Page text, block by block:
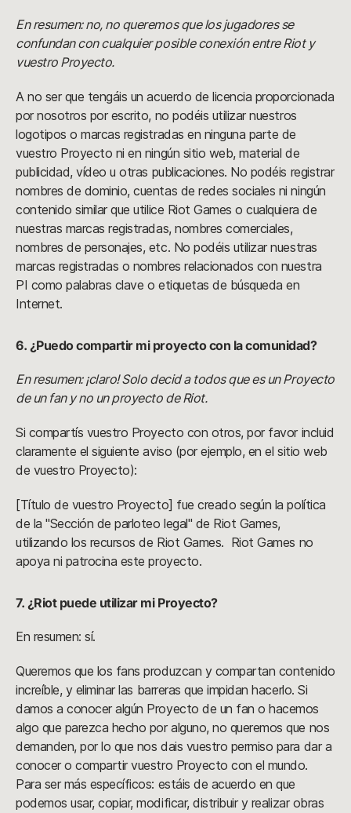
En resumen: no, no queremos que los jugadores se
confundan con cualquier posible conexión entre Riot y
vuestro Proyecto.
A no ser que tengáis un acuerdo de licencia proporcionada
por nosotros por escrito, no podéis utilizar nuestros
logotipos o marcas registradas en ninguna parte de
vuestro Proyecto ni en ningún sitio web, material de
publicidad, vídeo u otras publicaciones. No podéis registrar
nombres de dominio, cuentas de redes sociales ni ningún
contenido similar que utilice Riot Games o cualquiera de
nuestras marcas registradas, nombres comerciales,
nombres de personajes, etc. No podéis utilizar nuestras
marcas registradas o nombres relacionados con nuestra
PI como palabras clave o etiquetas de búsqueda en
Internet.
6. ¿Puedo compartir mi proyecto con la comunidad?
En resumen: ¡claro! Solo decid a todos que es un Proyecto
de un fan y no un proyecto de Riot.
Si compartís vuestro Proyecto con otros, por favor incluid
claramente el siguiente aviso (por ejemplo, en el sitio web
de vuestro Proyecto):
[Título de vuestro Proyecto] fue creado según la política
de la "Sección de parloteo legal" de Riot Games,
utilizando los recursos de Riot Games. Riot Games no
apoya ni patrocina este proyecto.
7. ¿Riot puede utilizar mi Proyecto?
En resumen: sí.
Queremos que los fans produzcan y compartan contenido
increíble, y eliminar las barreras que impidan hacerlo. Si
damos a conocer algún Proyecto de un fan o hacemos
algo que parezca hecho por alguno, no queremos que nos
demanden, por lo que nos dais vuestro permiso para dar a
conocer o compartir vuestro Proyecto con el mundo.
Para ser más específicos: estáis de acuerdo en que
podemos usar, copiar, modificar, distribuir y realizar obras